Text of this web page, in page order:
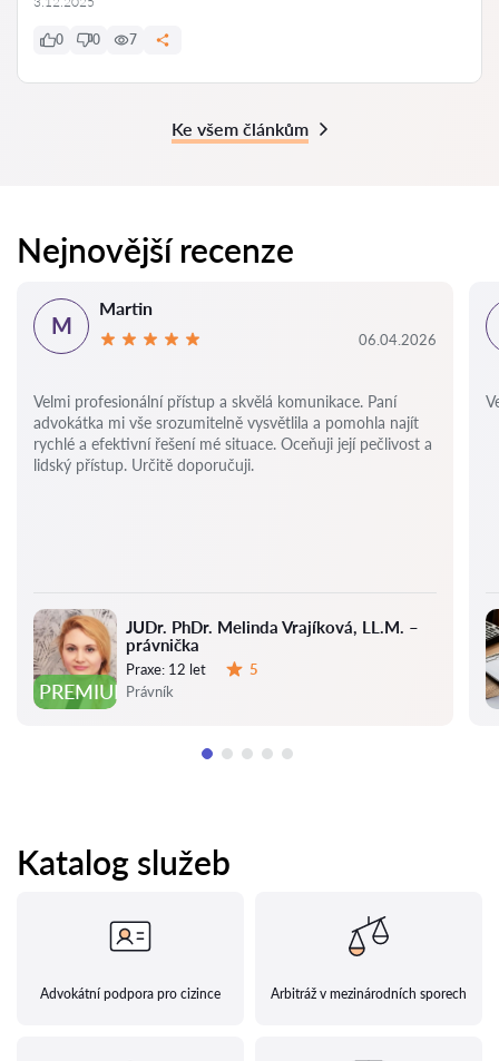
0 0 7
Ke všem článkům
Nejnovější recenze
PREMIUM
JUDr. PhDr. Melinda Vrajíková, LL.M. –
právnička
Praxe: 12 let
5
Právník
M
Martin
06.04.2026
Velmi profesionální přístup a skvělá komunikace. Paní
advokátka mi vše srozumitelně vysvětlila a pomohla najít
rychlé a efektivní řešení mé situace. Oceňuji její pečlivost a
lidský přístup. Určitě doporučuji.
Katalog služeb
Advokátní podpora pro cizince Arbitráž v mezinárodních sporech